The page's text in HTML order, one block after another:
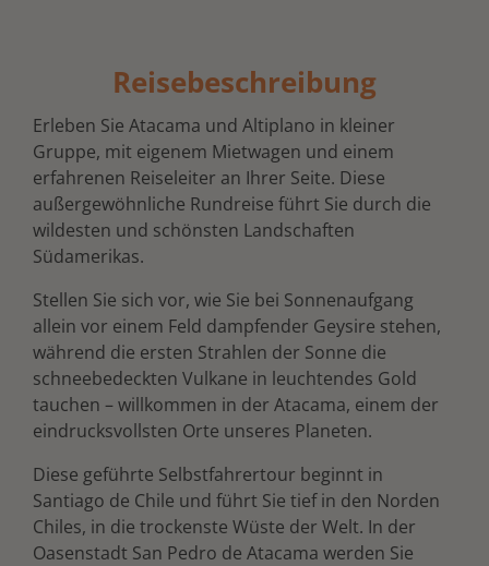
Reisebeschreibung
Erleben Sie Atacama und Altiplano in kleiner
Gruppe, mit eigenem Mietwagen und einem
erfahrenen Reiseleiter an Ihrer Seite. Diese
außergewöhnliche Rundreise führt Sie durch die
wildesten und schönsten Landschaften
Südamerikas.
Stellen Sie sich vor, wie Sie bei Sonnenaufgang
allein vor einem Feld dampfender Geysire stehen,
während die ersten Strahlen der Sonne die
schneebedeckten Vulkane in leuchtendes Gold
tauchen – willkommen in der Atacama, einem der
eindrucksvollsten Orte unseres Planeten.
Diese geführte Selbstfahrertour beginnt in
Santiago de Chile und führt Sie tief in den Norden
Chiles, in die trockenste Wüste der Welt. In der
Oasenstadt San Pedro de Atacama werden Sie